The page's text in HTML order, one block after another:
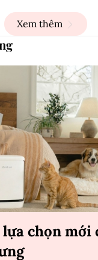
Xem thêm
chọn mới